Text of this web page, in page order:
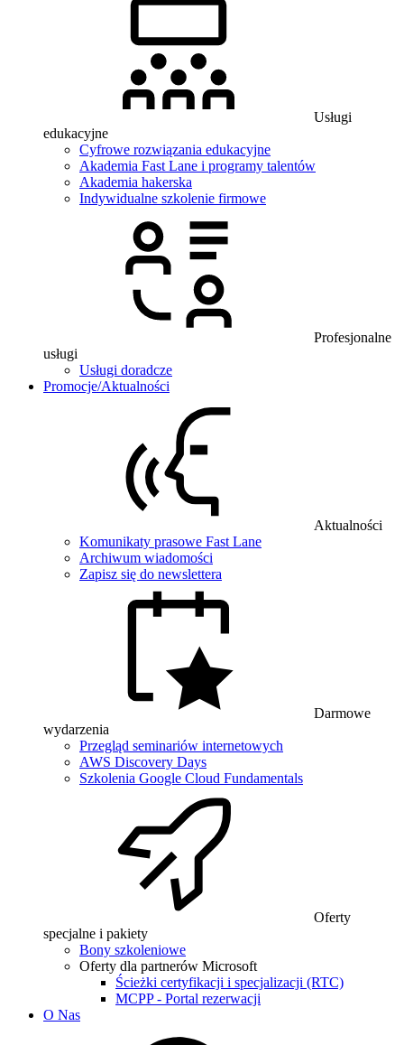
Usługi
edukacyjne
Cyfrowe rozwiązania edukacyjne
Akademia Fast Lane i programy talentów
Akademia hakerska
Indywidualne szkolenie firmowe
Profesjonalne
usługi
Usługi doradcze
Promocje/Aktualności
Aktualności
Komunikaty prasowe Fast Lane
Archiwum wiadomości
Zapisz się do newslettera
Darmowe
wydarzenia
Przegląd seminariów internetowych
AWS Discovery Days
Szkolenia Google Cloud Fundamentals
Oferty
specjalne i pakiety
Bony szkoleniowe
Oferty dla partnerów Microsoft
Ścieżki certyfikacji i specjalizacji (RTC)
MCPP - Portal rezerwacji
O Nas